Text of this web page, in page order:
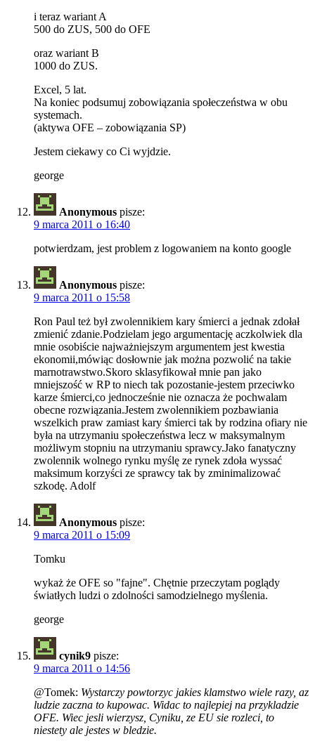
i teraz wariant A
500 do ZUS, 500 do OFE
oraz wariant B
1000 do ZUS.
Excel, 5 lat.
Na koniec podsumuj zobowiązania społeczeństwa w obu
systemach.
(aktywa OFE – zobowiązania SP)
Jestem ciekawy co Ci wyjdzie.
george
Anonymous pisze:
9 marca 2011 o 16:40
potwierdzam, jest problem z logowaniem na konto google
Anonymous pisze:
9 marca 2011 o 15:58
Ron Paul też był zwolennikiem kary śmierci a jednak zdołał
zmienić zdanie.Podzielam jego argumentację aczkolwiek dla
mnie osobiście najważniejszym argumentem jest kwestia
ekonomii,mówiąc dosłownie jak można pozwolić na takie
marnotrawstwo.Skoro sklasyfikował mnie pan jako
mniejszość w RP to niech tak pozostanie-jestem przeciwko
karze śmierci,co jednocześnie nie oznacza że pochwalam
obecne rozwiązania.Jestem zwolennikiem pozbawiania
wszelkich praw zamiast kary śmierci tak by rodzina ofiary nie
była na utrzymaniu społeczeństwa lecz w maksymalnym
możliwym stopniu na utrzymaniu sprawcy.Jako fanatyczny
zwolennik wolnego rynku myślę ze rynek zdoła wyssać
maksimum korzyści ze sprawcy tak by zminimalizować
szkodę. Adolf
Anonymous pisze:
9 marca 2011 o 15:09
Tomku
wykaż że OFE so "fajne". Chętnie przeczytam poglądy
światłych ludzi o zdolności samodzielnego myślenia.
george
cynik9 pisze:
9 marca 2011 o 14:56
@Tomek: Wystarczy powtorzyc jakies klamstwo wiele razy, az
ludzie zaczna to kupowac. Widac to najlepiej na przykladzie
OFE. Wiec jesli wierzysz, Cyniku, ze EU sie rozleci, to
niestety ale jestes w bledzie.